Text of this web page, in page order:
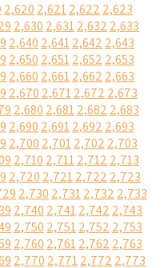
2,620 2,6212,622 2,623
2,630 2,6312,632 2,633
2,640 2,6412,642 2,643
2,650 2,6512,652 2,653
2,660 2,6612,662 2,663
2,670 2,6712,672 2,673
2,680 2,6812,682 2,683
2,690 2,6912,692 2,693
2,700 2,7012,702 2,703
2,710 2,7112,712 2,713
2,720 2,7212,722 2,723
2,730 2,7312,732 2,733
2,740 2,7412,742 2,743
2,750 2,7512,752 2,753
2,760 2,7612,762 2,763
2,770 2,7712,772 2,773